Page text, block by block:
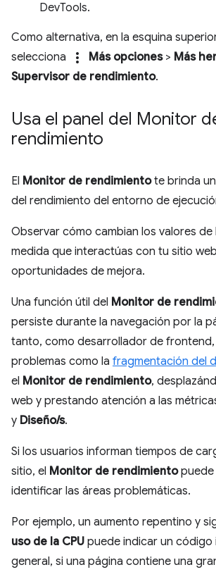
DevTools.
Como alternativa, en la esquina
selecciona
more_vert Más opciones> Más
Supervisor de rendimiento.
Usa el panel del Monitor
rendimiento
El Monitor de rendimientote brinda
del rendimiento del entorno de
Observar cómo cambian los valores de
medida que interactúas con tu sitio
oportunidades de mejora.
Una función útil del Monitor de
persiste durante la navegación por la
tanto, como desarrollador de
problemas como la fragmentación del
el Monitor de rendimiento,
web y prestando atención a las
y Diseño/s.
Si los usuarios informan tiempos de
sitio, el Monitor de rendimientopuede
identificar las áreas problemáticas.
Por ejemplo, un aumento repentino y
uso de la CPU puede indicar un código
general, si una página contiene una